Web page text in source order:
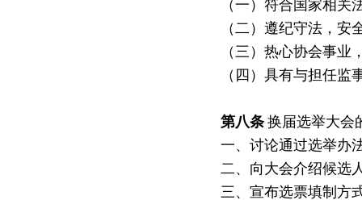
（一）符合国家相关
（二）遵纪守法，
（三）热心协会事
（四）具有与担任监
第八条 换届选举大会
一、讨论通过选举办
二、向大会介绍候选
三、宣布选票填制方